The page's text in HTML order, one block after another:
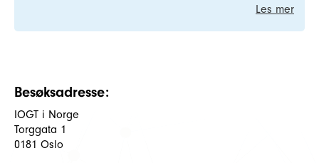
Les mer
Besøksadresse:
IOGT i Norge
Torggata 1
0181 Oslo